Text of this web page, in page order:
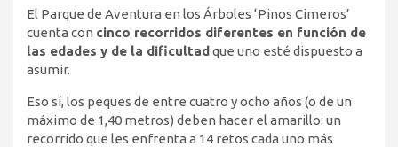
El Parque de Aventura en los Árboles ‘Pinos Cimeros’
cuenta con cinco recorridos diferentes en función de
las edades y de la dificultadque uno esté dispuesto a
asumir.
Eso sí, los peques de entre cuatro y ocho años (o de un
máximo de 1,40 metros) deben hacer el amarillo: un
recorrido que les enfrenta a 14 retos cada uno más